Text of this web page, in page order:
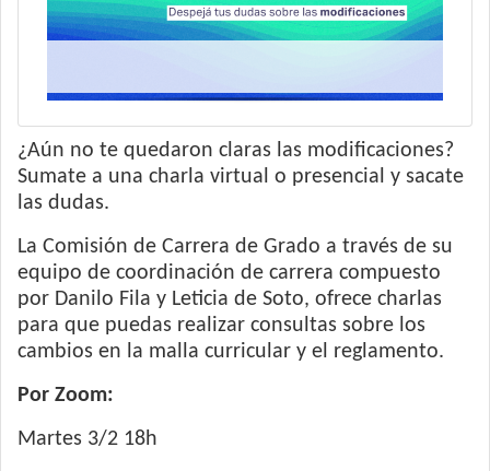
¿Aún no te quedaron claras las modificaciones?
Sumate a una charla virtual o presencial y sacate
las dudas.
La Comisión de Carrera de Grado a través de su
equipo de coordinación de carrera compuesto
por Danilo Fila y Leticia de Soto, ofrece charlas
para que puedas realizar consultas sobre los
cambios en la malla curricular y el reglamento.
Por Zoom:
Martes 3/2 18h